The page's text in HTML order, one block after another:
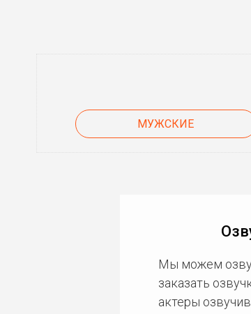
МУЖСКИЕ
Мы можем
заказать
актеры